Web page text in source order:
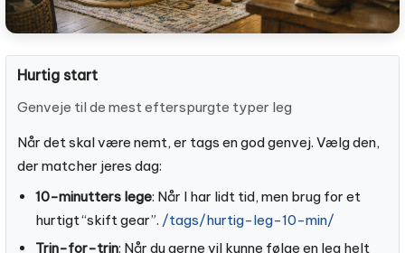
Hurtig start
Genveje til de mest efterspurgte typer leg
Når det skal være nemt, er tags en god genvej. Vælg den,
der matcher jeres dag:
10-minutters lege: Når I har lidt tid, men brug for et
hurtigt “skift gear”. /tags/hurtig-leg-10-min/
Trin-for-trin: Når du gerne vil kunne følge en leg helt